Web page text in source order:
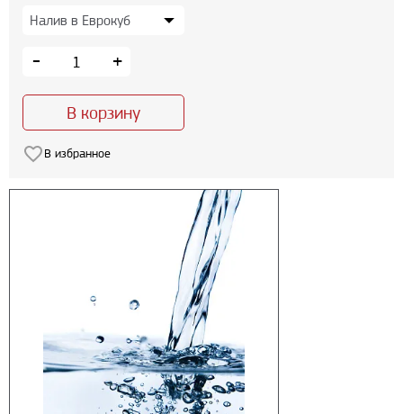
- +
В корзину
В избранное